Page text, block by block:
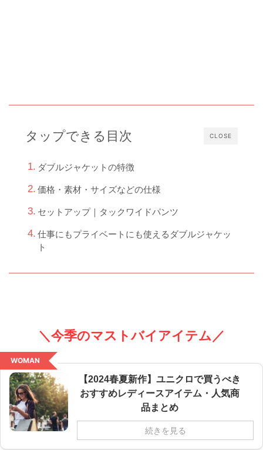
CLOSE
タップできる目次
ダブルジャケットの特徴
価格・素材・サイズなどの仕様
セットアップ｜タックワイドパンツ
仕事にもプライベートにも使えるダブルジャケッ
ト
＼今季のマストバイアイテム／
WOMAN
【2024春夏新作】ユニクロで買うべき
おすすめレディースアイテム・人気商
品まとめ
続きを見る